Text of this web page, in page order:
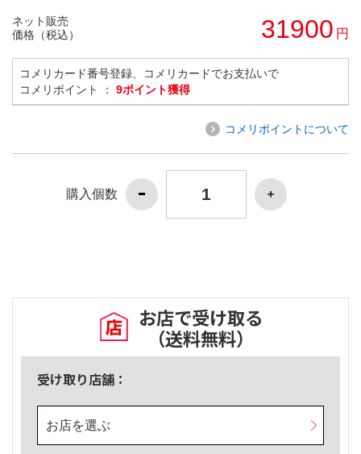
ネット販売
価格（税込）
31900 円
コメリカード番号登録、コメリカードでお支払いで
コメリポイント ： 9ポイント獲得
コメリポイントについて
購入個数
お店で受け取る
（送料無料）
受け取り店舗：
お店を選ぶ